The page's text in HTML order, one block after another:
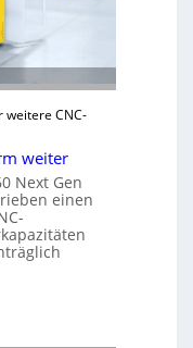
weitere CNC-
weiter
Next Gen
einen